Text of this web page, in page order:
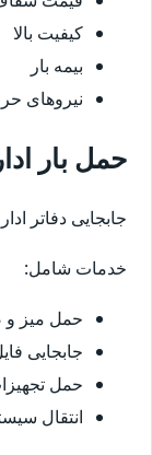
کیفیت بالا
بیمه بار
نیروهای
حمل بار
جابجایی دفاتر
خدمات شامل:
حمل میز و
جابجایی
حمل
انتقال